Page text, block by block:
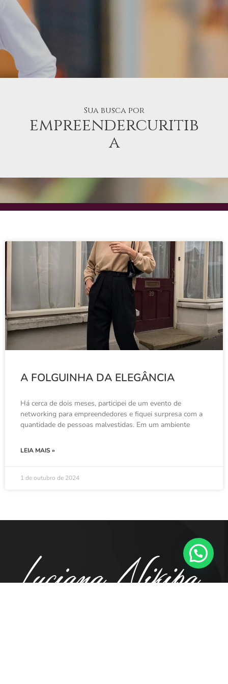
Sua busca por
empreendercuritib
a
A FOLGUINHA DA ELEGÂNCIA
Há cerca de dois meses, participei de um evento de
networking para empreendedores e fiquei surpresa com a
quantidade de pessoas malvestidas. Em um ambiente
LEIA MAIS »
1 de outubro de 2024